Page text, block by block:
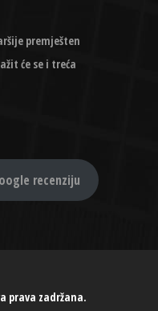
premješten
će se i treća
recenziju
prava zadržana.